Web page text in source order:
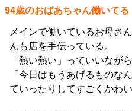
94歳のおばあちゃん働いてる
メインで働いているお母さ
んも店を手伝っている。
「熱い熱い」っていいなが
「今日はもうあげるものな
ていったりしてすごくかわい